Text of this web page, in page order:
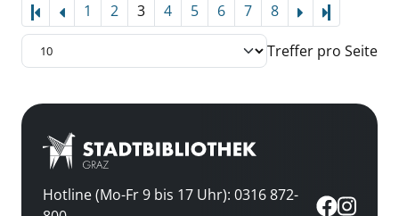
1 2 3 4 5 6 7 8
Treffer pro Seite
Hotline (Mo-Fr 9 bis 17 Uhr): 0316 872-